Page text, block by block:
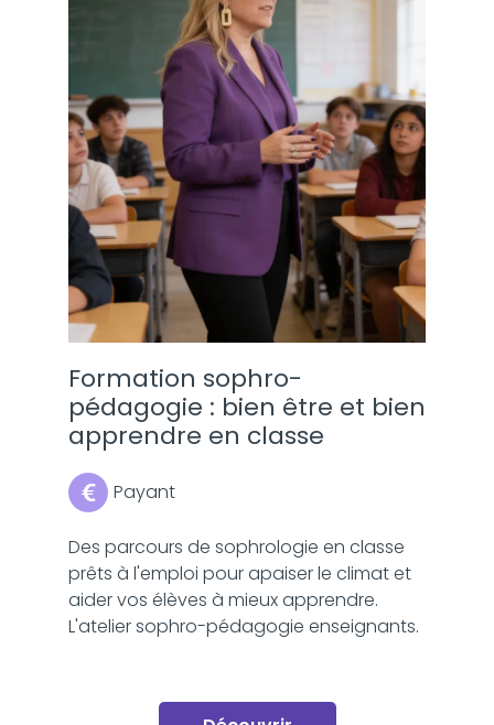
Formation sophro-
pédagogie : bien être et bien
apprendre en classe
Payant
Des parcours de sophrologie en classe
prêts à l'emploi pour apaiser le climat et
aider vos élèves à mieux apprendre.
L'atelier sophro-pédagogie enseignants.